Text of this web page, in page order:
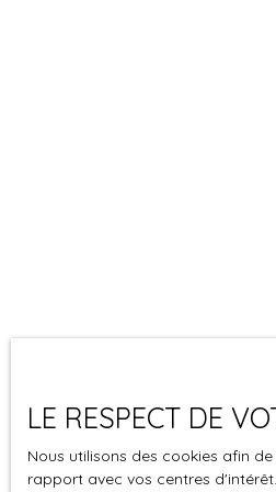
LE RESPECT DE
Nous utilisons des cookies afin
rapport avec vos centres